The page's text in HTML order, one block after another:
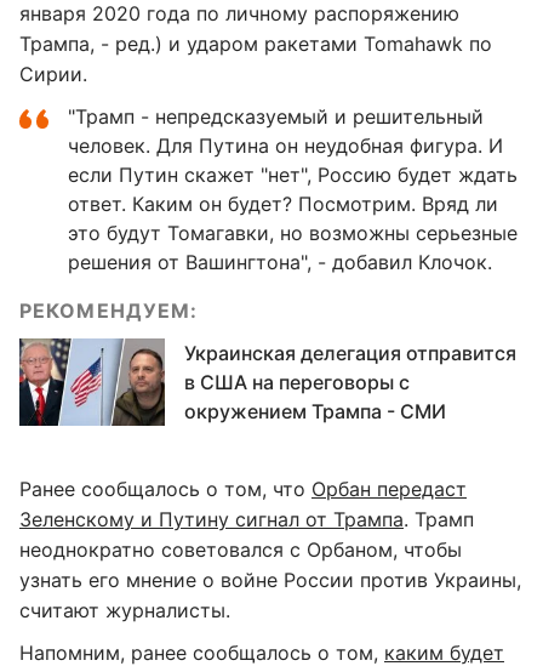
января 2020 года по личному распоряжению
Трампа, - ред.) и ударом ракетами Tomahawk по
Сирии.
"Трамп - непредсказуемый и решительный
человек. Для Путина он неудобная фигура. И
если Путин скажет "нет", Россию будет ждать
ответ. Каким он будет? Посмотрим. Вряд ли
это будут Томагавки, но возможны серьезные
решения от Вашингтона", - добавил Клочок.
РЕКОМЕНДУЕМ:
Украинская делегация отправится
в США на переговоры с
окружением Трампа - СМИ
Ранее сообщалось о том, что Орбан передаст
Зеленскому и Путину сигнал от Трампа. Трамп
неоднократно советовался с Орбаном, чтобы
узнать его мнение о войне России против Украины,
считают журналисты.
Напомним, ранее сообщалось о том, каким будет